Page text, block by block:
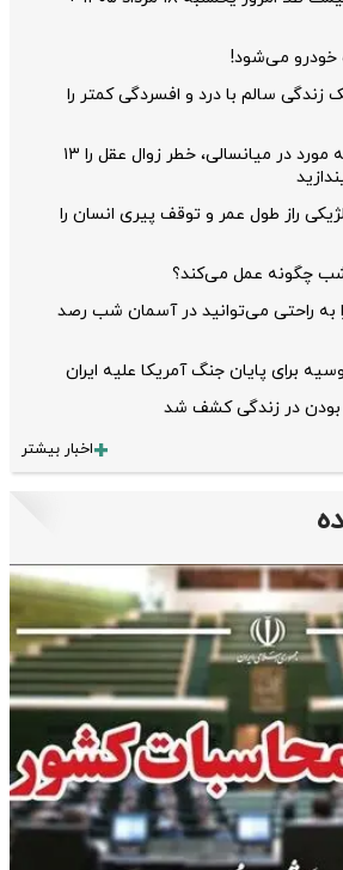
می‌شود!
زندگی سالم با درد و افسردگی کمتر را
با رعایت این سه مورد در میانسالی، خطر زوال عقل را ۱۳
ساله بلژیکی راز طول عمر و توقف پیری انسان را
شب چگونه عمل می‌کند؟
به راحتی می‌توانید در آسمان شب رصد
برای پایان جنگ آمریکا علیه ایران
بودن در زندگی کشف شد
اخبار بیشتر